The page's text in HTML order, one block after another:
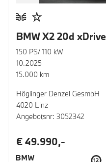
BMW X2 20d xDrive
150 PS/ 110 kW
10.2025
15.000 km
Höglinger Denzel GesmbH
4020 Linz
Angebotsnr: 3052342
€ 49.990,-